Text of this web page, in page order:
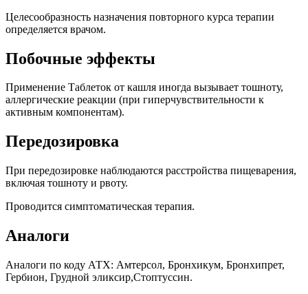
Целесообразность назначения повторного курса терапии
определяется врачом.
Побочные эффекты
Применение Таблеток от кашля иногда вызывает тошноту,
аллергические реакции (при гиперчувствительности к
активным компонентам).
Передозировка
При передозировке наблюдаются расстройства пищеварения,
включая тошноту и рвоту.
Проводится симптоматическая терапия.
Аналоги
Аналоги по коду АТХ: Амтерсол, Бронхикум, Бронхипрет,
Гербион, Грудной эликсир,Стоптуссин.